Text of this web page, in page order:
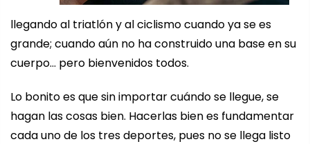
llegando al triatlón y al ciclismo cuando ya se es
grande; cuando aún no ha construido una base en su
cuerpo… pero bienvenidos todos.
Lo bonito es que sin importar cuándo se llegue, se
hagan las cosas bien. Hacerlas bien es fundamentar
cada uno de los tres deportes, pues no se llega listo